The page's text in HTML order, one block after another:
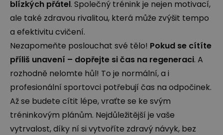
blízkých přátel. Společný trénink je nejen motivací,
ale také zdravou rivalitou, která může zvýšit tempo
a efektivitu cvičení.
Nezapomeňte poslouchat své tělo! Pokud se cítíte
příliš unavení – dopřejte si čas na regeneraci. A
rozhodně nelomte hůl! To je normální, a i
profesionální sportovci potřebují čas na odpočinek.
Až se budete cítit lépe, vraťte se ke svým
tréninkovým plánům. Nejdůležitější je vaše
vytrvalost, díky ní si vytvoříte zdravý návyk, bez